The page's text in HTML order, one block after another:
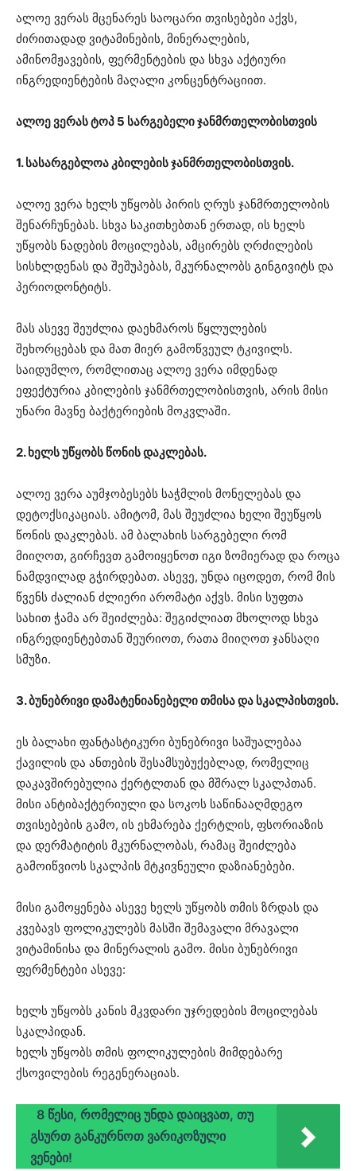
ალოე ვერას მცენარეს საოცარი თვისებები აქვს,
ძირითადად ვიტამინების, მინერალების,
ამინომჟავების, ფერმენტების და სხვა აქტიური
ინგრედიენტების მაღალი კონცენტრაციით.
ალოე ვერას ტოპ 5 სარგებელი ჯანმრთელობისთვის
1. სასარგებლოა კბილების ჯანმრთელობისთვის.
ალოე ვერა ხელს უწყობს პირის ღრუს ჯანმრთელობის
შენარჩუნებას. სხვა საკითხებთან ერთად, ის ხელს
უწყობს ნადების მოცილებას, ამცირებს ღრძილების
სისხლდენას და შეშუპებას, მკურნალობს გინგივიტს და
პერიოდონტიტს.
მას ასევე შეუძლია დაეხმაროს წყლულების
შეხორცებას და მათ მიერ გამოწვეულ ტკივილს.
საიდუმლო, რომლითაც ალოე ვერა იმდენად
ეფექტურია კბილების ჯანმრთელობისთვის, არის მისი
უნარი მავნე ბაქტერიების მოკვლაში.
2. ხელს უწყობს წონის დაკლებას.
ალოე ვერა აუმჯობესებს საჭმლის მონელებას და
დეტოქსიკაციას. ამიტომ, მას შეუძლია ხელი შეუწყოს
წონის დაკლებას. ამ ბალახის სარგებელი რომ
მიიღოთ, გირჩევთ გამოიყენოთ იგი ზომიერად და როცა
ნამდვილად გჭირდებათ. ასევე, უნდა იცოდეთ, რომ მის
წვენს ძალიან ძლიერი არომატი აქვს. მისი სუფთა
სახით ჭამა არ შეიძლება: შეგიძლიათ მხოლოდ სხვა
ინგრედიენტებთან შეურიოთ, რათა მიიღოთ ჯანსაღი
სმუზი.
3. ბუნებრივი დამატენიანებელი თმისა და სკალპისთვის.
ეს ბალახი ფანტასტიკური ბუნებრივი საშუალებაა
ქავილის და ანთების შესამსუბუქებლად, რომელიც
დაკავშირებულია ქერტლთან და მშრალ სკალპთან.
მისი ანტიბაქტერიული და სოკოს საწინააღმდეგო
თვისებების გამო, ის ეხმარება ქერტლის, ფსორიაზის
და დერმატიტის მკურნალობას, რამაც შეიძლება
გამოიწვიოს სკალპის მტკივნეული დაზიანებები.
მისი გამოყენება ასევე ხელს უწყობს თმის ზრდას და
კვებავს ფოლიკულებს მასში შემავალი მრავალი
ვიტამინისა და მინერალის გამო. მისი ბუნებრივი
ფერმენტები ასევე:
ხელს უწყობს კანის მკვდარი უჯრედების მოცილებას
სკალპიდან.
ხელს უწყობს თმის ფოლიკულების მიმდებარე
ქსოვილების რეგენერაციას.
8 წესი, რომელიც უნდა დაიცვათ, თუ
გსურთ განკურნოთ ვარიკოზული
ვენები!